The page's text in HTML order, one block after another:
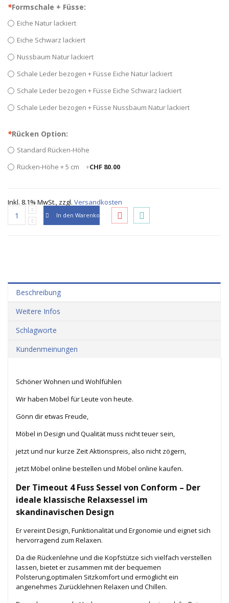
*Formschale + Füsse:
Eiche Natur lackiert
Eiche Schwarz lackiert
Nussbaum Natur lackiert
Schale Leder bezogen + Füsse Eiche Natur lackiert
Schale Leder bezogen + Füsse Eiche Schwarz lackiert
Schale Leder bezogen + Füsse Nussbaum Natur lackiert
*Rücken Option:
Standard Rücken-Höhe
Rücken-Höhe + 5 cm
+CHF 80.00
Inkl. 8.1% MwSt., zzgl. Versandkosten
In den Warenkorb
Beschreibung
Weitere Infos
Schlagworte
Kundenmeinungen
Schöner Wohnen und Wohlfühlen
Wir haben Möbel für Leute von heute.
Gönn dir etwas Freude,
Möbel in Design und Qualität muss nicht teuer sein,
jetzt und nur kurze Zeit Aktionspreis, also nicht zögern,
jetzt Möbel online bestellen und Möbel online kaufen.
Der Timeout 4 Fuss Sessel von Conform – Der
ideale klassische Relaxsessel im
skandinavischen Design
Er vereint Design, Funktionalität und Ergonomie und eignet sich
hervorragend zum Relaxen.
Da die Rückenlehne und die Kopfstütze sich vielfach verstellen
lassen, bietet er zusammen mit der bequemen
Polsterung,optimalen Sitzkomfort und ermöglicht ein
angenehmes Zurücklehnen Relaxen und Chillen.